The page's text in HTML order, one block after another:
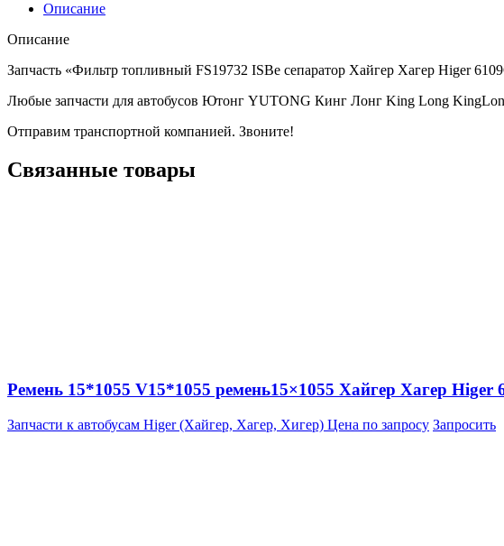
Описание
Описание
Запчасть «Фильтр топливный FS19732 ISBe сепаратор Хайгер Хагер Higer
Любые запчасти для автобусов Ютонг YUTONG Кинг Лонг King Long
Отправим транспортной компанией. Звоните!
Связанные товары
Ремень 15*1055 V15*1055 ремень15×1055 Хайгер Хагер Higer
Запчасти к автобусам Higer (Хайгер, Хагер, Хигер) Цена по запросу Запросить